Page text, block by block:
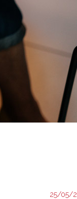
25/05/